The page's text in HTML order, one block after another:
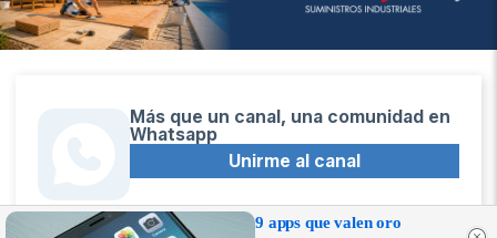
Más que un canal, una comunidad en
Whatsapp
Unirme al canal
9 apps que valen oro